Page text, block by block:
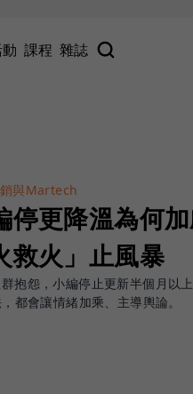
課程 雜誌
與Martech
停更降溫為何
救火」止風暴
抱怨，小編停止更新半個月以
都會讓情緒加乘、主導輿論。